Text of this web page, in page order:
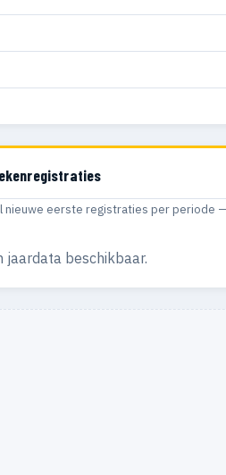
nieuwe eerste registraties per periode
jaardata beschikbaar.